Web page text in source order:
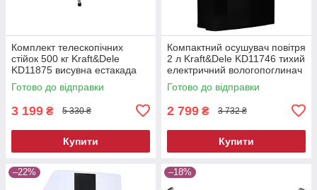
Комплект телескопічних
стійок 500 кг Kraft&Dele
KD11875 висувна естакада
Готово до відправки
3 199 ₴ 5 330 ₴
Купити
Компактний осушувач повітря
2 л Kraft&Dele KD11746 тихий
електричний вологопоглинач
Готово до відправки
2 799 ₴ 3 732 ₴
Купити
–22% –18%